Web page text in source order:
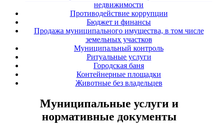
недвижимости
Противодействие коррупции
Бюджет и финансы
Продажа муниципального имущества, в том числе
земельных участков
Муниципальный контроль
Ритуальные услуги
Городская баня
Контейнерные площадки
Животные без владельцев
Муниципальные услуги и
нормативные документы